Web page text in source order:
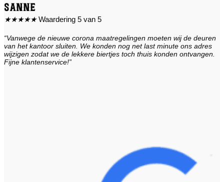
Sanne
★★★★★ Waardering 5 van 5
“Vanwege de nieuwe corona maatregelingen moeten wij de deuren
van het kantoor sluiten. We konden nog net last minute ons adres
wijzigen zodat we de lekkere biertjes toch thuis konden ontvangen.
Fijne klantenservice!”